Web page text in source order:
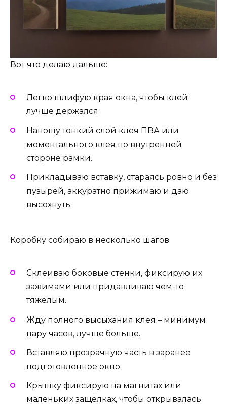
Вот что делаю дальше:
Легко шлифую края окна, чтобы клей
лучше держался.
Наношу тонкий слой клея ПВА или
моментального клея по внутренней
стороне рамки.
Прикладываю вставку, стараясь ровно и без
пузырей, аккуратно прижимаю и даю
высохнуть.
Коробку собираю в несколько шагов:
Склеиваю боковые стенки, фиксирую их
зажимами или придавливаю чем-то
тяжёлым.
Жду полного высыхания клея – минимум
пару часов, лучше больше.
Вставляю прозрачную часть в заранее
подготовленное окно.
Крышку фиксирую на магнитах или
маленьких защёлках, чтобы открывалась